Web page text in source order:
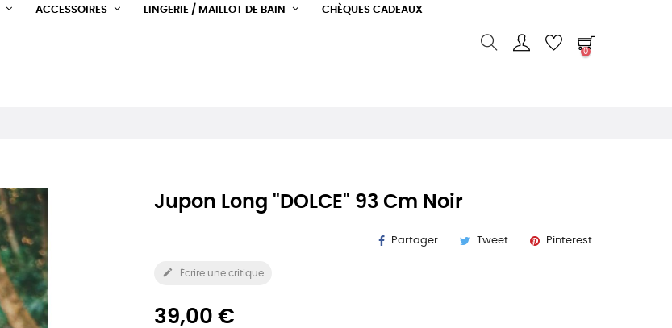
ACCESSOIRES LINGERIE / MAILLOT DE BAIN CHÈQUES CADEAUX
0
Jupon Long "DOLCE" 93 Cm Noir
Partager Tweet Pinterest
 Écrire une critique
39,00 €